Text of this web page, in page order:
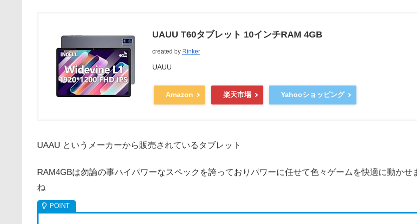
UAUU T60タブレット 10インチRAM 4GB
created by Rinker
UAUU
Amazon 楽天市場 Yahooショッピング
UAAU というメーカーから販売されているタブレット
RAM4GBは勿論の事ハイパワーなスペックを誇っておりパワーに任せて色々ゲームを快適に動かせ
ね